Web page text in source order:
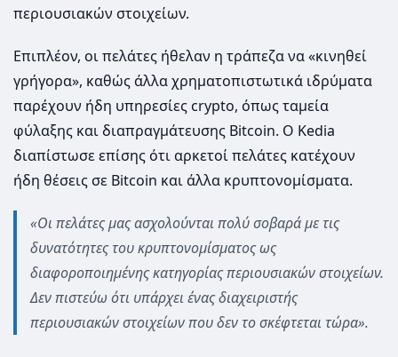
περιουσιακών στοιχείων.
Επιπλέον, οι πελάτες ήθελαν η τράπεζα να «κινηθεί
γρήγορα», καθώς άλλα χρηματοπιστωτικά ιδρύματα
παρέχουν ήδη υπηρεσίες crypto, όπως ταμεία
φύλαξης και διαπραγμάτευσης Bitcoin. O Kedia
διαπίστωσε επίσης ότι αρκετοί πελάτες κατέχουν
ήδη θέσεις σε Bitcoin και άλλα κρυπτονομίσματα.
«Οι πελάτες μας ασχολούνται πολύ σοβαρά με τις
δυνατότητες του κρυπτονομίσματος ως
διαφοροποιημένης κατηγορίας περιουσιακών στοιχείων.
Δεν πιστεύω ότι υπάρχει ένας διαχειριστής
περιουσιακών στοιχείων που δεν το σκέφτεται τώρα».